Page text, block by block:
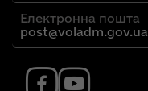
Електронна пошта
post@voladm.gov.ua